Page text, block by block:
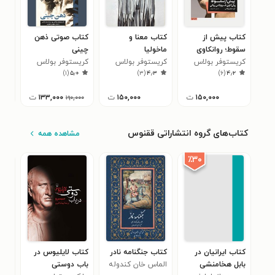
کتاب پیش از
سقوط؛ روانکاوی
فروپاشی عصبی
کریستوفر بولاس
۴٫۲(۶)
۱۵۰,۰۰۰ ت
کتاب معنا و
ماخولیا
کریستوفر بولاس
۴٫۳(۳)
۱۵۰,۰۰۰ ت
کتاب صوتی ذهن
چینی
کریستوفر بولاس
۵٫۰(۱)
۱۹۰,۰۰۰ ۱۳۳,۰۰۰ ت
کتاب‌های گروه انتشاراتی ققنوس مشاهده همه
٪۳۰
کتاب ایرانیان در
بابل هخامنشی
کتاب جنگنامه نادر
الماس خان کندوله
کتاب لایلیوس در
باب دوستی